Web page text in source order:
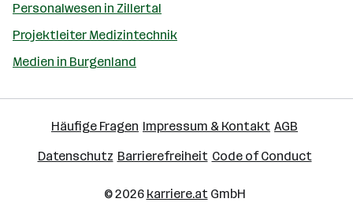
Personalwesen in Zillertal
Projektleiter Medizintechnik
Medien in Burgenland
Häufige Fragen Impressum & Kontakt AGB
Datenschutz Barrierefreiheit Code of Conduct
© 2026 karriere.atGmbH